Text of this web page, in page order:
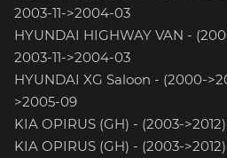
2003-11->2004-03
HYUNDAI HIGHWAY VAN -
2003-11->2004-03
HYUNDAI XG Saloon - (2000-
>2005-09
KIA OPIRUS (GH) - (2003-
KIA OPIRUS (GH) - (2003-